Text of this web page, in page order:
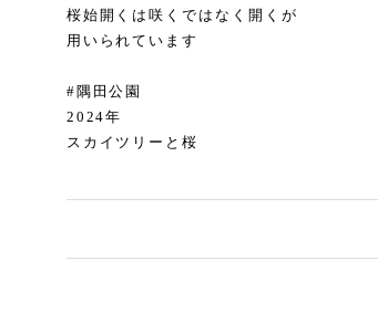
桜始開くは咲くではなく開くが
用いられています
#隅田公園
2024年
スカイツリーと桜